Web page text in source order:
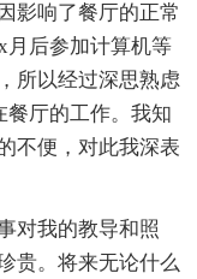
影响了餐厅的正常
月后参加计算机等
所以经过深思熟虑
餐厅的工作。我知
不便，对此我深表
对我的教导和照
贵。将来无论什么